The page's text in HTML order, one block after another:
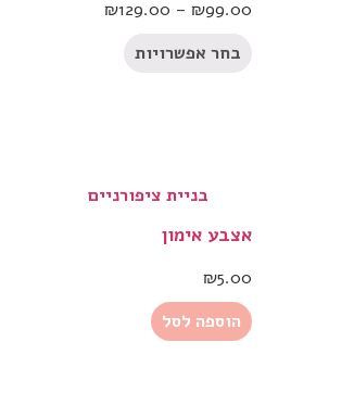
₪99.00
–
₪129.00
בחר אפשרויות
בניית ציפורניים
אצבע אימון
₪5.00
הוספה לסל